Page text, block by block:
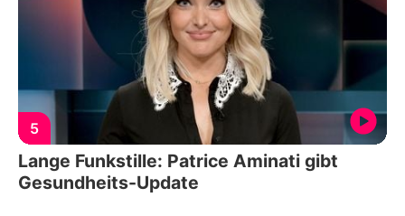
5
Lange Funkstille: Patrice Aminati gibt
Gesundheits-Update